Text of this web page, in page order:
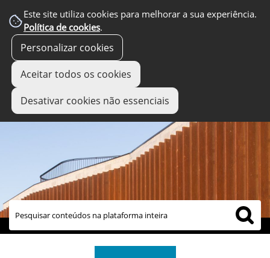
Este site utiliza cookies para melhorar a sua experiência.
Política de cookies.
Personalizar cookies
Aceitar todos os cookies
Desativar cookies não essenciais
links úteis